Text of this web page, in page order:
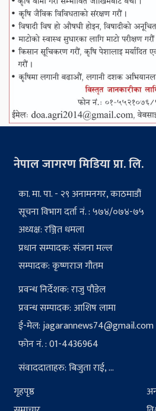
नेपाल जागरण मिडिया प्रा. लि.
का. मा. पा. - २९ अनामनगर, काठमाडौं
सूचना विभाग दर्ता नं. : ५७४/०७४-७५
अध्यक्ष: रञ्जित धमला
प्रधान सम्पादक: संजना मल्ल
सम्पादक: कृष्णराज गौतम
प्रवन्ध निर्देशक: राजु पौडेल
प्रवन्ध सम्पादक: आशिष लामा
ई-मेल:jagarannews74@gmail.com
फोन नं. : 01-4436964
संवाददाताहरु: बिजुता राई, ...
गृहपृष्ठ